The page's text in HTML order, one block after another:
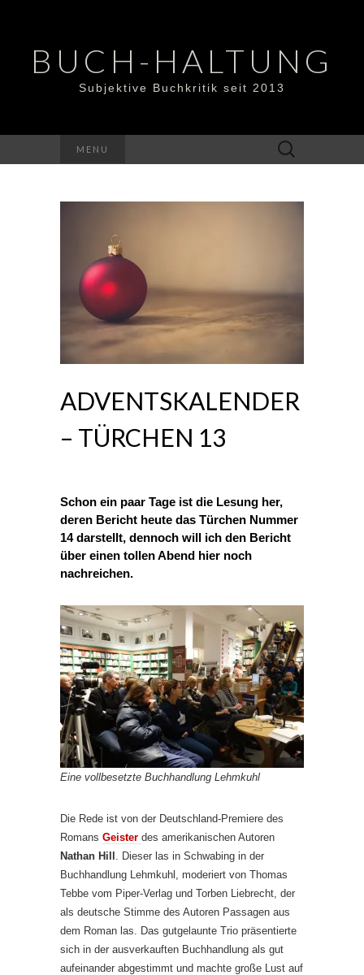
BUCH-HALTUNG
Subjektive Buchkritik seit 2013
MENU
Suchen
nach:
ADVENTSKALENDER
– TÜRCHEN 13
Schon ein paar Tage ist die Lesung her,
deren Bericht heute das Türchen Nummer
14 darstellt, dennoch will ich den Bericht
über einen tollen Abend hier noch
nachreichen.
Eine vollbesetzte Buchhandlung Lehmkuhl
Die Rede ist von der Deutschland-Premiere des
Romans Geister des amerikanischen Autoren
Nathan Hill
. Dieser las in Schwabing in der
Buchhandlung Lehmkuhl, moderiert von Thomas
Tebbe vom Piper-Verlag und Torben Liebrecht, der
als deutsche Stimme des Autoren Passagen aus
dem Roman las. Das gutgelaunte Trio präsentierte
sich in der ausverkauften Buchhandlung als gut
aufeinander abgestimmt und machte große Lust auf